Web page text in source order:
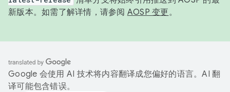
新版本。如需了解详情，请参阅 AOSP 变更。
Google 会使用 AI 技术将内容翻译成您偏好的语言。AI 翻
译可能包含错误。